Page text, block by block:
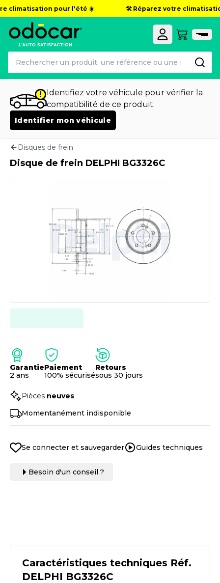
climatisation pour l'été ☀️ 🛠️ Réparez votre
Identifiez votre véhicule pour vérifier la
compatibilité de ce produit.
Identifier mon véhicule
Disques de frein
Caractéristiques techniques Réf.
DELPHI BG3326C
Disque de frein DELPHI BG3326C
Garantie
2 ans
Paiement
100% sécurisé
Retours
sous 30 jours
Pièces neuves
Momentanément indisponible
Se connecter et sauvegarder Guides techniques
Besoin d'un conseil ?